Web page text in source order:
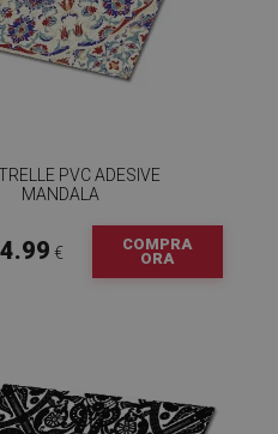
PVC ADESIVE
MANDALA
€
COMPRA
ORA